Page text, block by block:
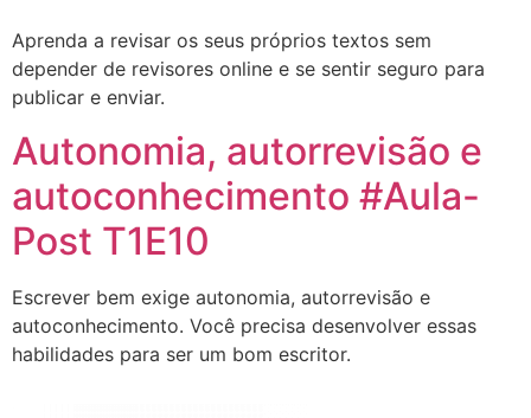
Aprenda a revisar os seus próprios textos sem
depender de revisores online e se sentir seguro para
publicar e enviar.
Autonomia, autorrevisão e
autoconhecimento #Aula-
Post T1E10
Escrever bem exige autonomia, autorrevisão e
autoconhecimento. Você precisa desenvolver essas
habilidades para ser um bom escritor.